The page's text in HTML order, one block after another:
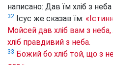
написано: Дав їм хліб з неба
32 Ісус же сказав їм:
Мойсей дав хліб вам з
хліб правдивий з неба.
33 Божий бо хліб той, що з